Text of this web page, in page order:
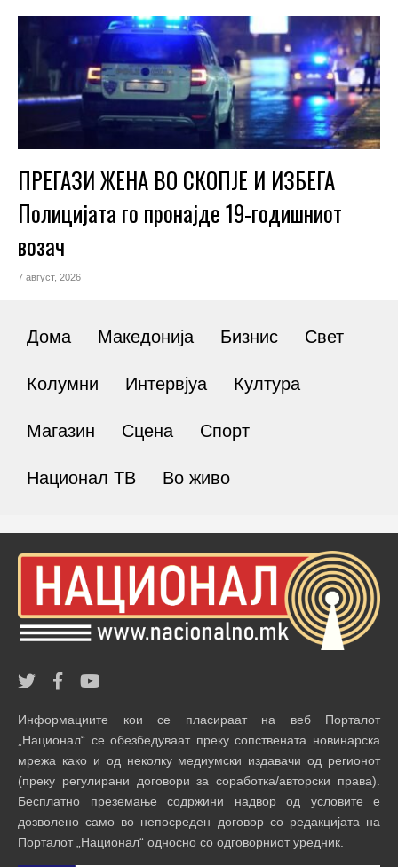
ПРЕГАЗИ ЖЕНА ВО СКОПЈЕ И ИЗБЕГА
Полицијата го пронајде 19-годишниот
возач
7 август, 2026
Дома Македонија Бизнис Свет
Колумни Интервјуа Култура
Магазин Сцена Спорт
Национал ТВ Во живо
Информациите кои се пласираат на веб Порталот
„Национал“ се обезбедуваат преку сопствената новинарска
мрежа како и од неколку медиумски издавачи од регионот
(преку регулирани договори за соработка/авторски права).
Бесплатно преземање содржини надвор од условите е
дозволено само во непосреден договор со редакцијата на
Порталот „Национал“ односно со одговорниот уредник.